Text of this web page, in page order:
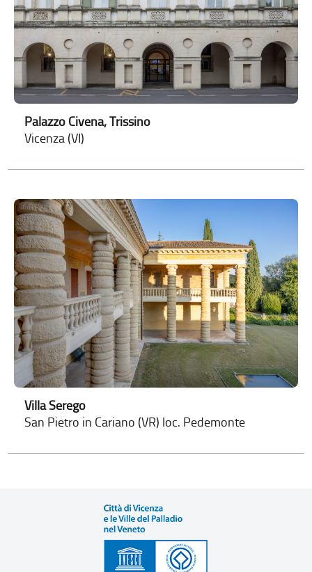
Palazzo Civena, Trissino
Vicenza (VI)
Villa Serego
San Pietro in Cariano (VR) loc. Pedemonte